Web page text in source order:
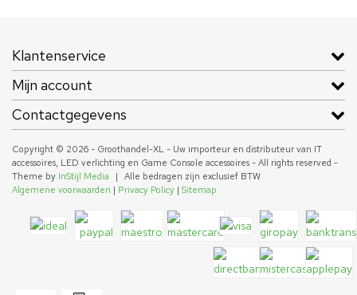
Klantenservice
Mijn account
Contactgegevens
Copyright © 2026 - Groothandel-XL - Uw importeur en distributeur van IT
accessoires, LED verlichting en Game Console accessoires - All rights reserved -
Theme by InStijl Media |
Alle bedragen zijn exclusief BTW
Algemene voorwaarden | Privacy Policy | Sitemap